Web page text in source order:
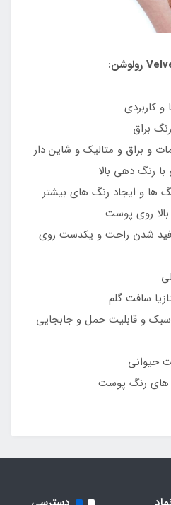
و براق و متالیک و شاین دار
رنگ دهی بالا
ها و ایجاد رنگ های بیشتر
روی پوست
شدن راحت و یکدست روی
سافت گلم
و قابلیت حمل و جابجایی
حیوانی
های رنگ پوست